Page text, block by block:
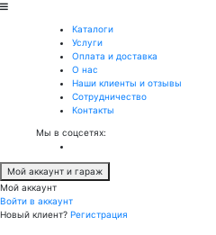
Каталоги
Услуги
Оплата и доставка
О нас
Наши клиенты и отзывы
Сотрудничество
Контакты
Мы в соцсетях:
Мой аккаунт и гараж
Мой аккаунт
Войти в аккаунт
Новый клиент? Регистрация